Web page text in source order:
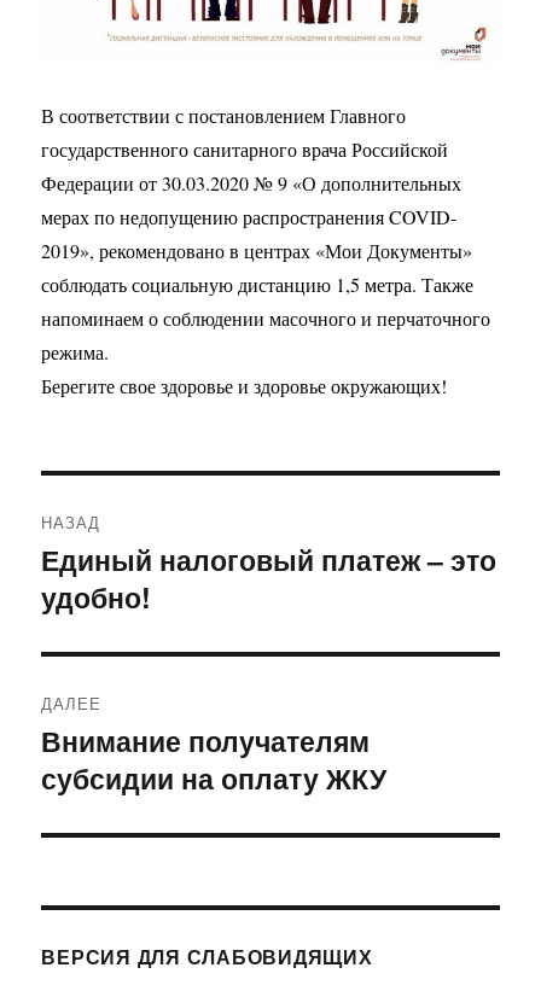
В соответствии с постановлением Главного
государственного санитарного врача Российской
Федерации от 30.03.2020 № 9 «О дополнительных
мерах по недопущению распространения COVID-
2019», рекомендовано в центрах «Мои Документы»
соблюдать социальную дистанцию 1,5 метра. Также
напоминаем о соблюдении масочного и перчаточного
режима.
Берегите свое здоровье и здоровье окружающих!
по
записям
НАЗАД
Предыдущая
запись:
Единый налоговый платеж – это
удобно!
ДАЛЕЕ
Следующая
запись:
Внимание получателям
субсидии на оплату ЖКУ
ВЕРСИЯ ДЛЯ СЛАБОВИДЯЩИХ